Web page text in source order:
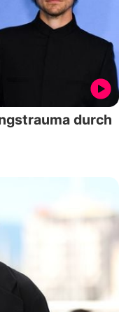
durch